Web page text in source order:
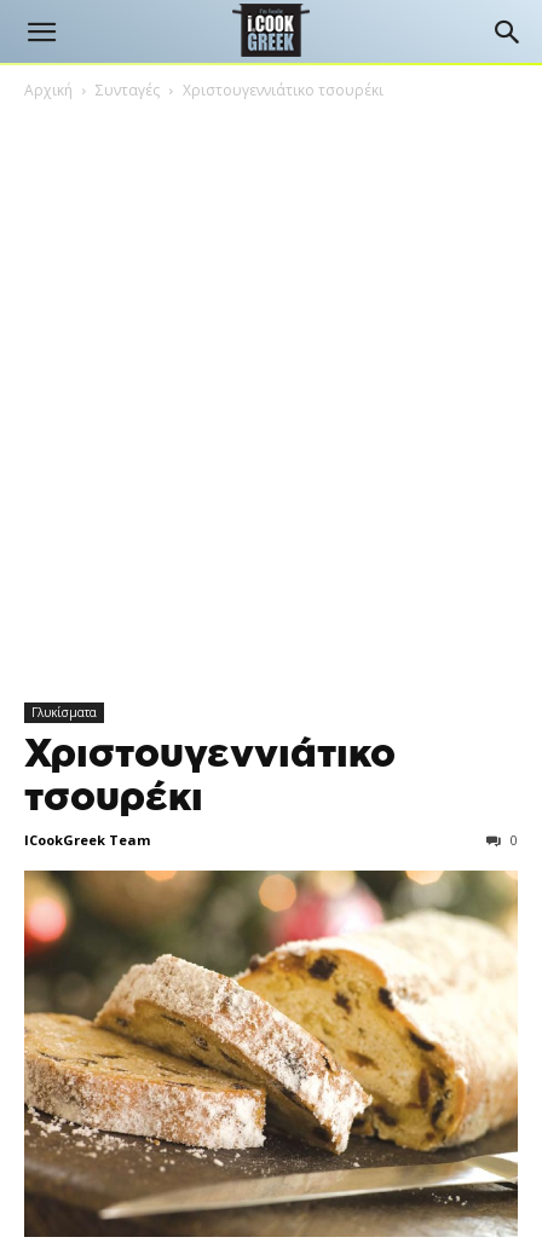
Αρχική Συνταγές Χριστουγεννιάτικο τσουρέκι
Γλυκίσματα
Χριστουγεννιάτικο
τσουρέκι
ICookGreek Team 0